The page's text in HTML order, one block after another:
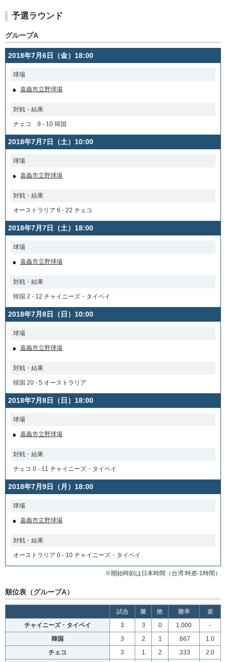
予選ラウンド
グループA
2018年7月6日（金）18:00
球場
嘉義市立野球場
対戦・結果
チェコ 9 - 10 韓国
2018年7月7日（土）10:00
球場
嘉義市立野球場
対戦・結果
オーストラリア 6 - 22 チェコ
2018年7月7日（土）18:00
球場
嘉義市立野球場
対戦・結果
韓国 2 - 12 チャイニーズ・タイペイ
2018年7月8日（日）10:00
球場
嘉義市立野球場
対戦・結果
韓国 20 - 5 オーストラリア
2018年7月8日（日）18:00
球場
嘉義市立野球場
対戦・結果
チェコ 0 - 11 チャイニーズ・タイペイ
2018年7月9日（月）18:00
球場
嘉義市立野球場
対戦・結果
オーストラリア 0 - 10 チャイニーズ・タイペイ
※開始時刻は日本時間（台湾:時差-1時間）
順位表（グループA）
試合 勝 敗 勝率
差
チャイニーズ・タイペイ
3 3 0 1.000
-
韓国
3 2 1 .667
1.0
チェコ
3 1 2 .333
2.0